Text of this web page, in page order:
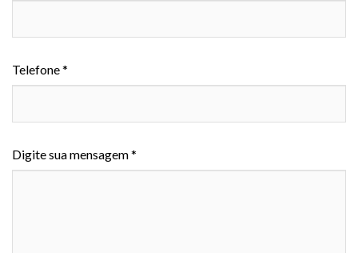
Telefone *
Digite sua mensagem *